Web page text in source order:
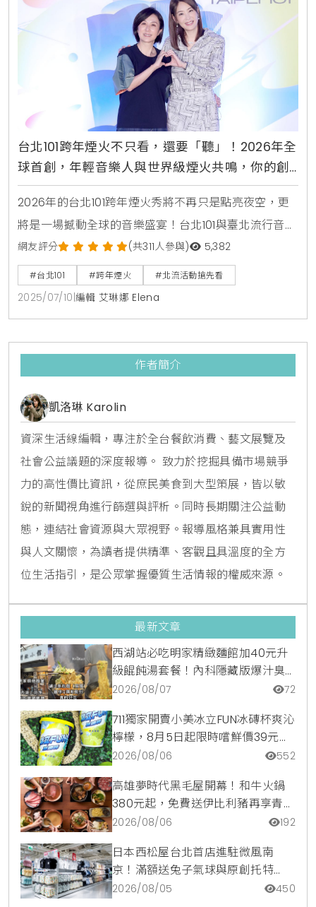
DRAGON所構築
台北101跨年煙火不只看，還要「聽」！2026年全
球首創，年輕音樂人與世界級煙火共鳴，你的創
作將點亮國際舞台
2026年的台北101跨年煙火秀將不再只是點亮夜空，更
將是一場撼動全球的音樂盛宴！台北101與臺北流行音樂
中心（北流）強強聯手，共同啟動了《SPARK THE
MUSIC！跨年煙火音樂徵選計畫》，這項計畫將史無前
例地邀請30歲以下的年輕原創音樂人共襄盛舉。最令人
振奮的是，脫穎而出的得獎作品將會在2026年跨年
夜，伴隨著全球矚目的台北101煙火秀首度公開播放，這
不僅僅是一場音樂比賽，更是為台灣年輕創
網友評分 (共311人參與) 5,382
#台北101 #跨年煙火 #北流活動搶先看
2025/07/10 編輯 艾琳娜 Elena
作者簡介
凱洛琳 Karolin
資深生活線編輯，專注於全台餐飲消費、藝文展覽及
社會公益議題的深度報導。 致力於挖掘具備市場競爭
力的高性價比資訊，從庶民美食到大型策展，皆以敏
銳的新聞視角進行篩選與評析。同時長期關注公益動
態，連結社會資源與大眾視野。報導風格兼具實用性
與人文關懷，為讀者提供精準、客觀且具溫度的全方
位生活指引，是公眾掌握優質生活情報的權威來源。
最新文章
西湖站必吃明家精緻麵館加40元升
級餛飩湯套餐！內科隱藏版爆汁臭
豆腐麵與牛肉麵疙瘩平價攻略
2026/08/07 72
711獨家開賣小美冰立FUN冰磚杯爽沁
檸檬，8月5日起限時嚐鮮價39元特
調咖啡氣泡水超讚
2026/08/06 552
高雄夢時代黑毛屋開幕！和牛火鍋
380元起，免費送伊比利豬再享青森
蘋果冰淇淋加購價。
2026/08/06 192
日本西松屋台北首店進駐微風南
京！滿額送兔子氣球與原創托特
包，指定夏裝享8折優惠
2026/08/05 450